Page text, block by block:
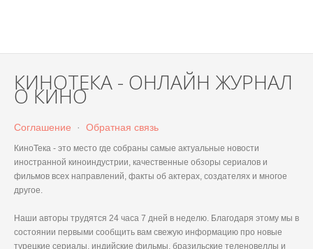
КИНОТЕКА - ОНЛАЙН ЖУРНАЛ
О КИНО
Соглашение · Обратная связь
КиноТека - это место где собраны самые актуальные новости
иностранной киноиндустрии, качественные обзоры сериалов и
фильмов всех направлений, факты об актерах, создателях и многое
другое.
Наши авторы трудятся 24 часа 7 дней в неделю. Благодаря этому мы в
состоянии первыми сообщить вам свежую информацию про новые
турецкие сериалы, индийские фильмы, бразильские теленовеллы и